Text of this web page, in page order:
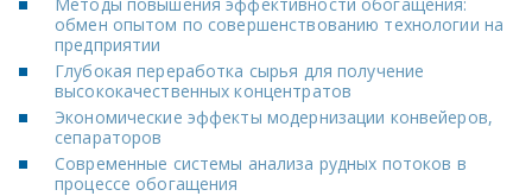
обмен опытом по совершенствованию технологии на
предприятии
Глубокая переработка сырья для получение
высококачественных концентратов
Экономические эффекты модернизации конвейеров,
сепараторов
Современные системы анализа рудных потоков в
процессе обогащения